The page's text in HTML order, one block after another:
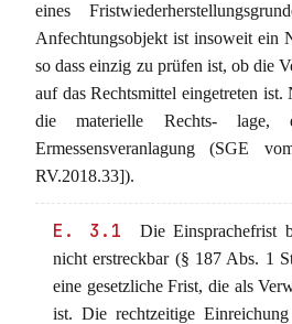
eines
Anfechtungsobjekt ist insoweit ein
so dass einzig zu prüfen ist, ob die
auf das Rechtsmittel eingetreten
die materielle Rechts-
Ermessensveranlagung (SGE
RV.2018.33]).
E. 3.1
Die Einsprachefrist
nicht erstreckbar (§ 187 Abs. 1
eine gesetzliche Frist, die als
ist. Die rechtzeitige